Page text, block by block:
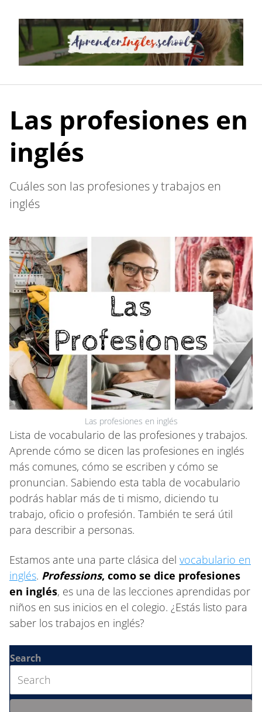
contenido
Las profesiones en
inglés
Cuáles son las profesiones y trabajos en
inglés
Las profesiones en inglés
Lista de vocabulario de las profesiones y trabajos.
Aprende cómo se dicen las profesiones en inglés
más comunes, cómo se escriben y cómo se
pronuncian. Sabiendo esta tabla de vocabulario
podrás hablar más de ti mismo, diciendo tu
trabajo, oficio o profesión. También te será útil
para describir a personas.
Estamos ante una parte clásica del vocabulario en
inglés. Professions, como se dice profesiones
en inglés, es una de las lecciones aprendidas por
niños en sus inicios en el colegio. ¿Estás listo para
saber los trabajos en inglés?
Search